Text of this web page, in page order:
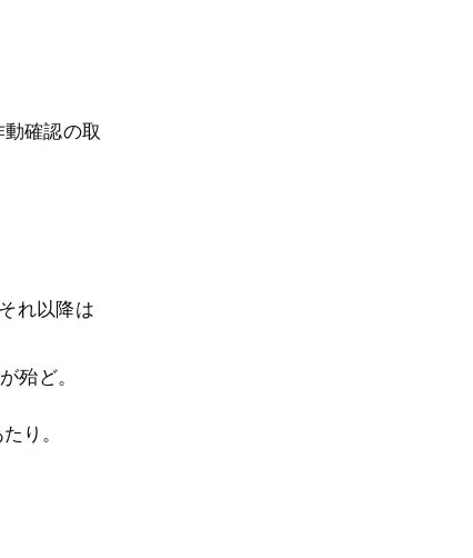
確認の取
れ以降は
殆ど。
り。